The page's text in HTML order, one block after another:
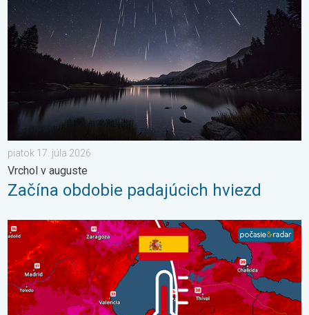
piatok 17. júla 2026
Vrchol v auguste
Začína obdobie padajúcich hviezd
V južnej Európe vrcholia ďalšie horúčavy. Až 45 °C. . . streda